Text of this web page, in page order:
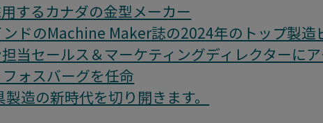
するカナダの金型メーカー
ドのMachine Maker誌の2024年のトップ製
当セールス＆マーケティングディレクターに
ォスバーグを任命
造の新時代を切り開きます。